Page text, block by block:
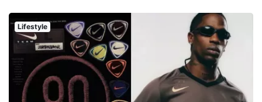
Lifestyle